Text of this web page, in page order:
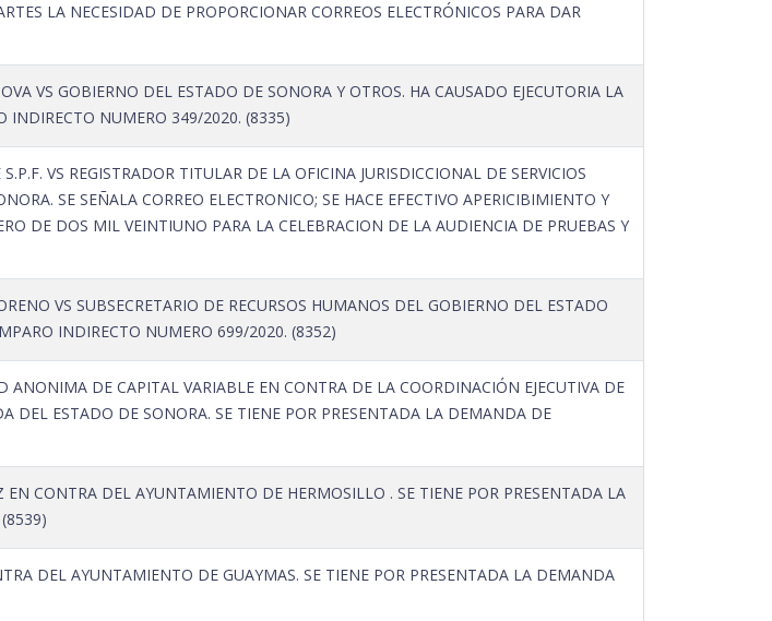
LA NECESIDAD DE PROPORCIONAR CORREOS ELECTRÓNICOS PARA DAR
VS GOBIERNO DEL ESTADO DE SONORA Y OTROS. HA CAUSADO EJECUTORIA LA
INDIRECTO NUMERO 349/2020. (8335)
VS REGISTRADOR TITULAR DE LA OFICINA JURISDICCIONAL DE SERVICIOS
SE SEÑALA CORREO ELECTRONICO; SE HACE EFECTIVO APERICIBIMIENTO Y
DE DOS MIL VEINTIUNO PARA LA CELEBRACION DE LA AUDIENCIA DE PRUEBAS Y
VS SUBSECRETARIO DE RECURSOS HUMANOS DEL GOBIERNO DEL ESTADO
INDIRECTO NUMERO 699/2020. (8352)
ANONIMA DE CAPITAL VARIABLE EN CONTRA DE LA COORDINACIÓN EJECUTIVA DE
DEL ESTADO DE SONORA. SE TIENE POR PRESENTADA LA DEMANDA DE
EN CONTRA DEL AYUNTAMIENTO DE HERMOSILLO . SE TIENE POR PRESENTADA LA
DEL AYUNTAMIENTO DE GUAYMAS. SE TIENE POR PRESENTADA LA DEMANDA